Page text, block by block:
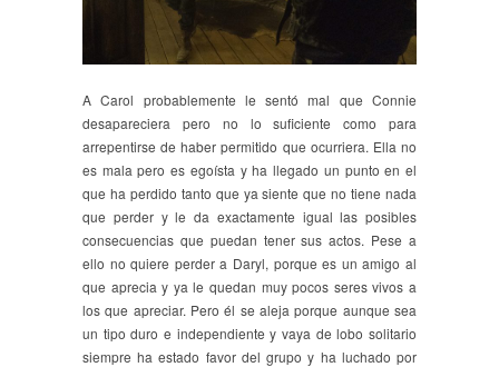
A Carol probablemente le sentó mal que Connie
desapareciera pero no lo suficiente como para
arrepentirse de haber permitido que ocurriera. Ella no
es mala pero es egoísta y ha llegado un punto en el
que ha perdido tanto que ya siente que no tiene nada
que perder y le da exactamente igual las posibles
consecuencias que puedan tener sus actos. Pese a
ello no quiere perder a Daryl, porque es un amigo al
que aprecia y ya le quedan muy pocos seres vivos a
los que apreciar. Pero él se aleja porque aunque sea
un tipo duro e independiente y vaya de lobo solitario
siempre ha estado favor del grupo y ha luchado por